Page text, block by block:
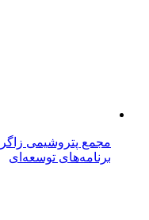
برنامه‌های توسعه‌ای